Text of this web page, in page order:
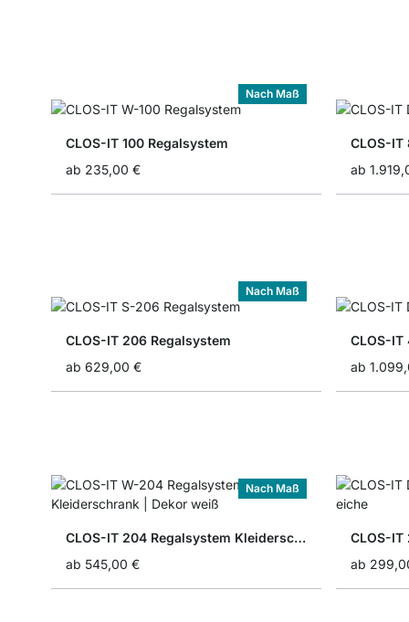
Nach Maß
CLOS-IT 100 Regalsystem
ab 235,00 €
CLOS-
ab
Nach Maß
CLOS-IT 206 Regalsystem
ab 629,00 €
CLOS-
ab
Nach Maß
CLOS-IT 204 Regalsystem Kleiderschrank
ab 545,00 €
CLOS-IT
ab